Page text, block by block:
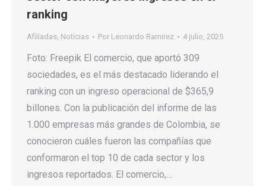
ranking
Afiliadas, Noticias Por Leonardo Ramirez 4 julio, 2025
Foto: Freepik El comercio, que aportó 309
sociedades, es el más destacado liderando el
ranking con un ingreso operacional de $365,9
billones. Con la publicación del informe de las
1.000 empresas más grandes de Colombia, se
conocieron cuáles fueron las compañías que
conformaron el top 10 de cada sector y los
ingresos reportados. El comercio,…